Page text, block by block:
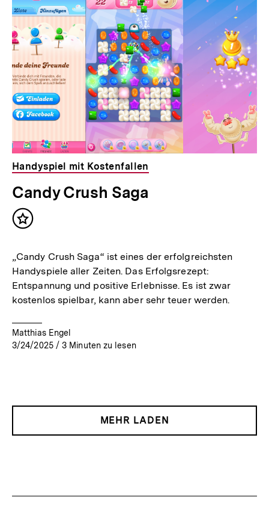
Handyspiel mit Kostenfallen
Candy Crush Saga
Inhalt
„Candy Crush Saga“ ist eines der erfolgreichsten
Handyspiele aller Zeiten. Das Erfolgsrezept:
Entspannung und positive Erlebnisse. Es ist zwar
kostenlos spielbar, kann aber sehr teuer werden.
Matthias Engel
3/24/2025 / 3 Minuten zu lesen
MEHR LADEN